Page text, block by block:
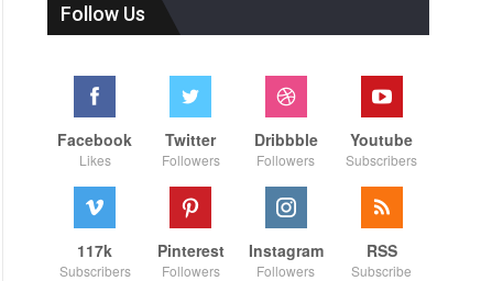
Follow Us
Facebook
Likes
Twitter
Followers
Dribbble
Followers
Youtube
Subscribers
117k
Subscribers
Pinterest
Followers
Instagram
Followers
RSS
Subscribe